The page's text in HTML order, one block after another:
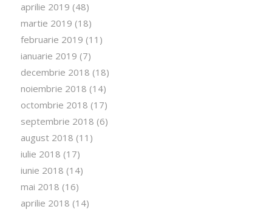
aprilie 2019 (48)
martie 2019 (18)
februarie 2019 (11)
ianuarie 2019 (7)
decembrie 2018 (18)
noiembrie 2018 (14)
octombrie 2018 (17)
septembrie 2018 (6)
august 2018 (11)
iulie 2018 (17)
iunie 2018 (14)
mai 2018 (16)
aprilie 2018 (14)